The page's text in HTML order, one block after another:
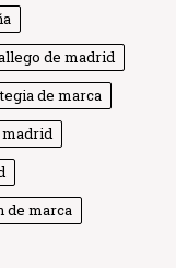
de madrid
de marca
madrid
de marca